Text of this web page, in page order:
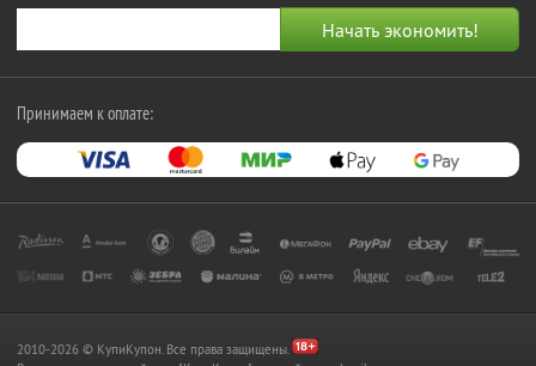
Принимаем к оплате:
2010-2026 © КупиКупон. Все права защищены.